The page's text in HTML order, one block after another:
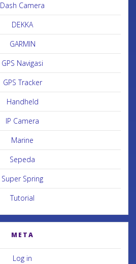
Dash Camera
DEKKA
GARMIN
GPS Navigasi
GPS Tracker
Handheld
IP Camera
Marine
Sepeda
Super Spring
Tutorial
META
Log in